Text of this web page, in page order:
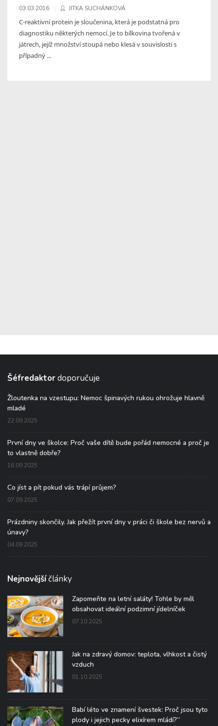
03.03.2016 JITKA SUCHÁNKOVÁ
C-reaktivní protein je sloučenina, která je podstatná pro
diagnostiku některých nemocí. Je to bílkovina tvořená v
játrech, jejíž množství stoupá nebo klesá v souvislosti s
případný ...
Šéfredaktordoporučuje
Žloutenka na vzestupu: Nemoc špinavých rukou ohrožuje hlavně
mladé
22.09.2025
První dny ve školce: Proč vaše dítě bude pořád nemocné a proč je
to vlastně dobře?
16.09.2025
Co jíst a pít pokud vás trápí průjem?
07.09.2025
Prázdniny skončily. Jak přežít první dny v práci či škole bez nervů a
únavy?
04.09.2025
Nejnovějšíčlánky
Zapomeňte na letní saláty! Tohle by měl
obsahovat ideální podzimní jídelníček
07.10.2025
Jak na zdravý domov: teplota, vlhkost a čistý
vzduch
01.10.2025
Babí léto ve znamení švestek: Proč jsou tyto
plody i jejich pecky elixírem mládí?“